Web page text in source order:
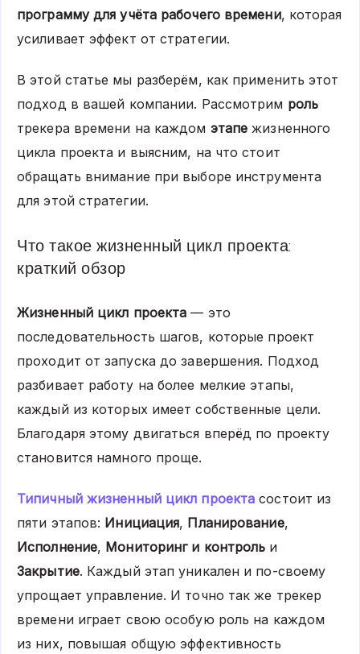
программу для учёта рабочего времени, которая
усиливает эффект от стратегии.
В этой статье мы разберём, как применить этот
подход в вашей компании. Рассмотрим роль
трекера времени на каждом этапе жизненного
цикла проекта и выясним, на что стоит
обращать внимание при выборе инструмента
для этой стратегии.
Что такое жизненный цикл проекта:
краткий обзор
Жизненный цикл проекта — это
последовательность шагов, которые проект
проходит от запуска до завершения. Подход
разбивает работу на более мелкие этапы,
каждый из которых имеет собственные цели.
Благодаря этому двигаться вперёд по проекту
становится намного проще.
Типичный жизненный цикл проекта состоит из
пяти этапов: Инициация, Планирование,
Исполнение, Мониторинг и контроль и
Закрытие. Каждый этап уникален и по-своему
упрощает управление. И точно так же трекер
времени играет свою особую роль на каждом
из них, повышая общую эффективность